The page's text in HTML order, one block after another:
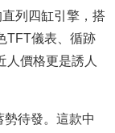
列四缸引擎，搭
TFT儀表、循跡
人價格更是誘人
待發。這款中